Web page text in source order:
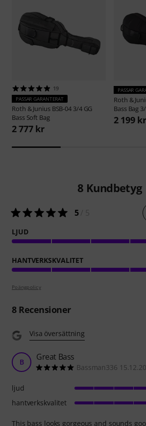
19
PASSAR GARANTERAT
Roth & Junius BSB-04 3/4 GG
Bass Soft Bag
2 777 kr
PASSAR
Roth &
Bass Bag
2 199 kr
8 Kundbetyg
5/ 5
LJUD
HANTVERKSKVALITET
Poängpolicy
8Recensioner
Visa översättning
B Great Bass
Bassman336
This bass looks gorgeous and sounds
ljud
hantverkskvalitet